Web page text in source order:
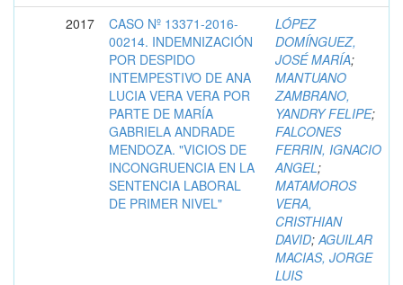
2017
CASO Nº 13371-2016-
00214. INDEMNIZACIÓN
POR DESPIDO
INTEMPESTIVO DE ANA
LUCIA VERA VERA POR
PARTE DE MARÍA
GABRIELA ANDRADE
MENDOZA. "VICIOS DE
INCONGRUENCIA EN LA
SENTENCIA LABORAL
DE PRIMER NIVEL"
LÓPEZ
DOMÍNGUEZ,
JOSÉ MARÍA;
MANTUANO
ZAMBRANO,
YANDRY FELIPE;
FALCONES
FERRIN, IGNACIO
ANGEL;
MATAMOROS
VERA,
CRISTHIAN
DAVID;AGUILAR
MACIAS, JORGE
LUIS